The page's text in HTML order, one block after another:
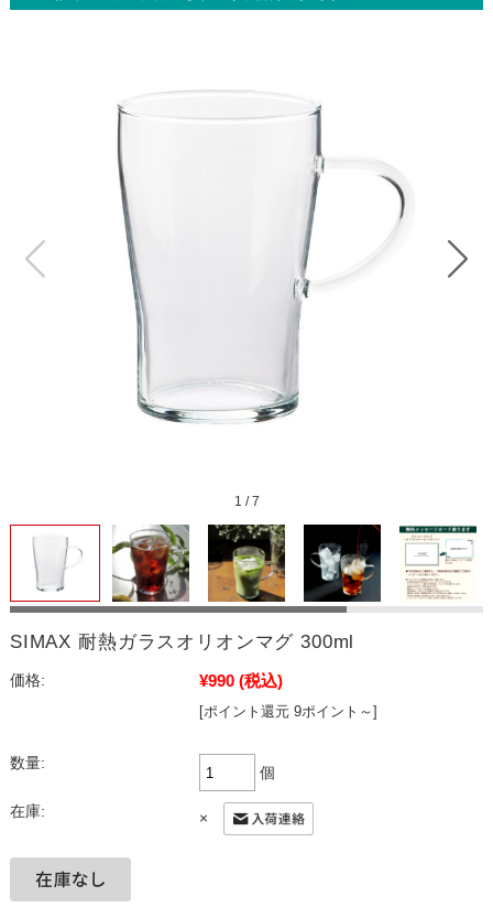
1 /7
SIMAX 耐熱ガラスオリオンマグ 300ml
価格: ¥990 (税込)
[ポイント還元 9ポイント～]
数量:
個
在庫: ×